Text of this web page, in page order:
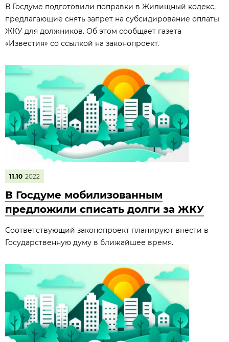
В Госдуме подготовили поправки в Жилищный кодекс,
предлагающие снять запрет на субсидирование оплаты
ЖКУ для должников. Об этом сообщает газета
«Известия» со ссылкой на законопроект.
11.10 2022
В Госдуме мобилизованным
предложили списать долги за ЖКУ
Соответствующий законопроект планируют внести в
Государственную думу в ближайшее время.